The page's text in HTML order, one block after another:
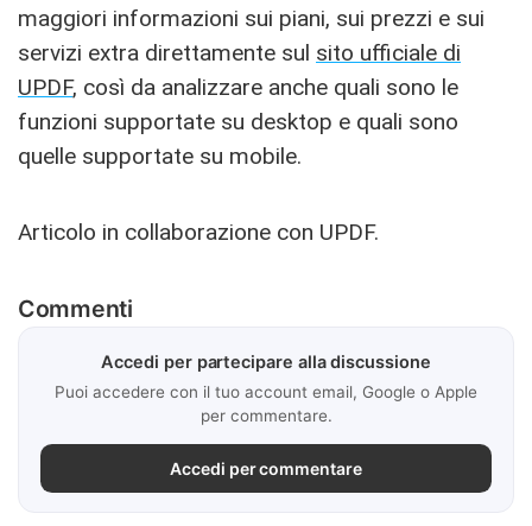
maggiori informazioni sui piani, sui prezzi e sui
servizi extra direttamente sul sito ufficiale di
UPDF, così da analizzare anche quali sono le
funzioni supportate su desktop e quali sono
quelle supportate su mobile.
Articolo in collaborazione con UPDF.
Commenti
Accedi per partecipare alla discussione
Puoi accedere con il tuo account email, Google o Apple
per commentare.
Accedi per commentare